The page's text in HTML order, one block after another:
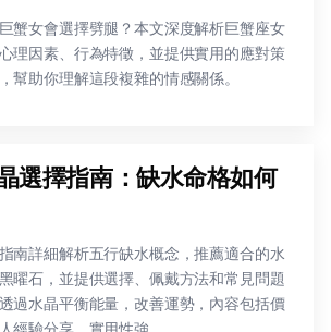
蟹女會選擇劈腿？本文深度解析巨蟹座女
理因素、行為特徵，並提供實用的應對策
幫助你理解這段複雜的情感關係。
選擇指南：缺水命格如何
南詳細解析五行缺水概念，推薦適合的水
曜石，並提供選擇、佩戴方法和常見問題
過水晶平衡能量，改善運勢，內容包括價